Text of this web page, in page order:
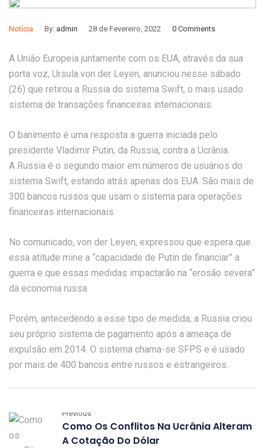
Notícia By: admin 28 de Fevereiro, 2022 0 Comments
A União Europeia juntamente com os EUA, através da sua
porta voz, Ursula von der Leyen, anunciou nesse sábado
(26) que retirou a Russia do sistema Swift, o mais usado
sistema de transações financeiras internacionais.
O banimento é uma resposta a guerra iniciada pelo
presidente Vladimir Putin, da Russia, contra a Ucrânia.
A Russia é o segundo maior em números de usuários do
sistema Swift, estando atrás apenas dos EUA. São mais de
300 bancos russos que usam o sistema para operações
financeiras internacionais.
No comunicado, von der Leyen, expressou que espera que
essa atitude mine a “capacidade de Putin de financiar” a
guerra e que essas medidas impactarão na “erosão severa”
da economia russa.
Porém, antecedendo a esse tipo de medida, a Russia criou
seu próprio sistema de pagamento após a ameaça de
expulsão em 2014. O sistema chama-se SFPS e é usado
por mais de 400 bancos entre russos e estrangeiros.
Previous
Como Os Conflitos Na Ucrânia Alteram
A Cotação Do Dólar